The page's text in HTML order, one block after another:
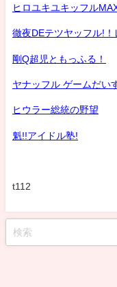
ヒロユキユキッフル
徹夜DEテツヤッフル!！
剛Q超児ともっふる！
ヤナッフル ゲームだい
ヒウラー総統の野望
魁!!アイドル塾!
t112